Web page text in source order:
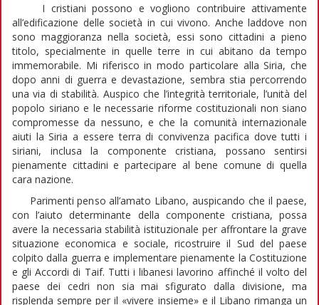
I cristiani possono e vogliono contribuire attivamente
all’edificazione delle società in cui vivono. Anche laddove non
sono maggioranza nella società, essi sono cittadini a pieno
titolo, specialmente in quelle terre in cui abitano da tempo
immemorabile. Mi riferisco in modo particolare alla Siria, che
dopo anni di guerra e devastazione, sembra stia percorrendo
una via di stabilità. Auspico che l’integrità territoriale, l’unità del
popolo siriano e le necessarie riforme costituzionali non siano
compromesse da nessuno, e che la comunità internazionale
aiuti la Siria a essere terra di convivenza pacifica dove tutti i
siriani, inclusa la componente cristiana, possano sentirsi
pienamente cittadini e partecipare al bene comune di quella
cara nazione.
Parimenti penso all’amato Libano, auspicando che il paese,
con l’aiuto determinante della componente cristiana, possa
avere la necessaria stabilità istituzionale per affrontare la grave
situazione economica e sociale, ricostruire il Sud del paese
colpito dalla guerra e implementare pienamente la Costituzione
e gli Accordi di Taif. Tutti i libanesi lavorino affinché il volto del
paese dei cedri non sia mai sfigurato dalla divisione, ma
risplenda sempre per il «vivere insieme» e il Libano rimanga un